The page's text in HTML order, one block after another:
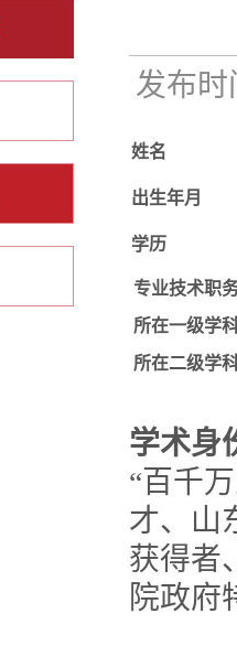
发布
姓名
出生年月
学历
专业技术职
所在一级学
所在二级学
学术身
“百千
才、山
获得者
院政府